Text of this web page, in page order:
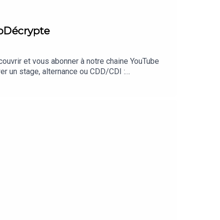
et vous abonner à notre chaine YouTube
un stage, alternance ou CDD/CDI :
kesselpodcast**Et pour
ART CAFÉ : Franceinfo, Le Figaro, Le